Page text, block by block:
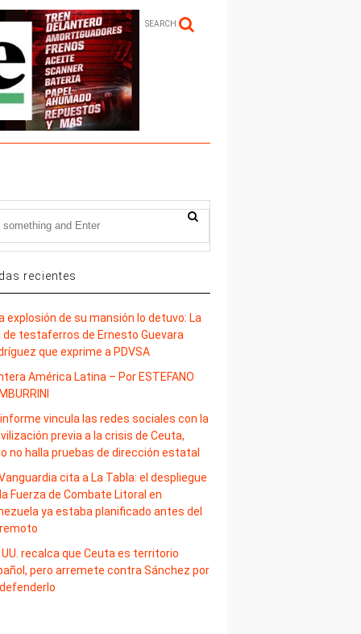
SEARCH
recientes
explosión de su mansión lo detuvo: La
de testaferros de Ernesto Guevara
que exprime a PDVSA
América Latina – Por ESTEFANO
vincula las redes sociales con la
previa a la crisis de Ceuta,
no halla pruebas de dirección estatal
cita a La Tabla: el despliegue
Fuerza de Combate Litoral en
ya estaba planificado antes del
UU. recalca que Ceuta es territorio
pero arremete contra Sánchez por